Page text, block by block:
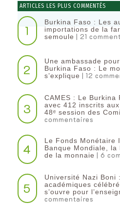
ARTICLES LES PLUS COMMENTÉS
1
Burkina Faso : Les
importations de la
semoule | 21
2
Une ambassade
Burkina Faso : Le
s’explique | 12
3
CAMES : Le Burkina
avec 412 inscrits
48ᵉ session des
commentaires
4
Le Fonds Monétaire
Banque Mondiale, la
de la monnaie | 6
5
Université Nazi Boni
académiques
s’ouvre pour
commentaires